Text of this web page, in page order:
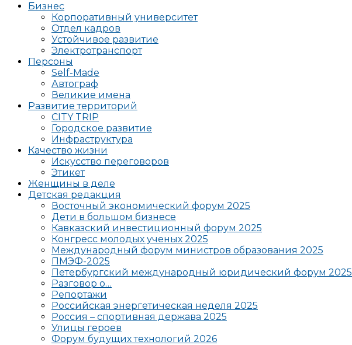
Бизнес
Корпоративный университет
Отдел кадров
Устойчивое развитие
Электротранспорт
Персоны
Self-Made
Автограф
Великие имена
Развитие территорий
CITY TRIP
Городское развитие
Инфраструктура
Качество жизни
Искусство переговоров
Этикет
Женщины в деле
Детская редакция
Восточный экономический форум 2025
Дети в большом бизнесе
Кавказский инвестиционный форум 2025
Конгресс молодых ученых 2025
Международный форум министров образования 2025
ПМЭФ-2025
Петербургский международный юридический форум 2025
Разговор о…
Репортажи
Российская энергетическая неделя 2025
Россия – спортивная держава 2025
Улицы героев
Форум будущих технологий 2026